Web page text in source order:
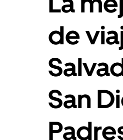
de
San